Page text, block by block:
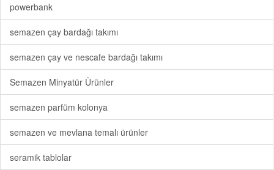
powerbank
semazen çay bardağı takımı
semazen çay ve nescafe bardağı takımı
Semazen Minyatür Ürünler
semazen parfüm kolonya
semazen ve mevlana temalı ürünler
seramik tablolar